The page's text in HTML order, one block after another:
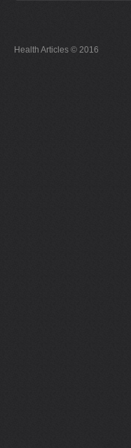
Health Articles © 2016